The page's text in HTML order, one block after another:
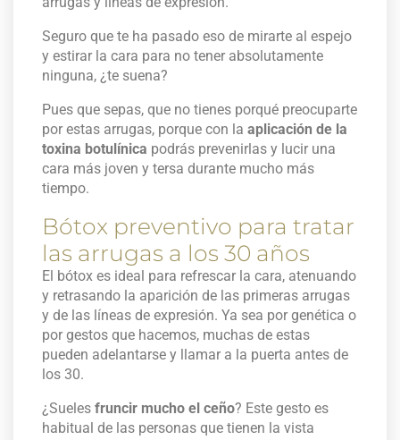
Seguro que te ha pasado eso de mirarte al espejo
y estirar la cara para no tener absolutamente
ninguna, ¿te suena?
Pues que sepas, que no tienes porqué preocuparte
por estas arrugas, porque con laaplicación de la
toxina botulínica podrás prevenirlas y lucir una
cara más joven y tersa durante mucho más
tiempo.
Bótox preventivo para tratar
las arrugas a los 30 años
El bótox es ideal para refrescar la cara, atenuando
y retrasando la aparición de las primeras arrugas
y de las líneas de expresión. Ya sea por genética o
por gestos que hacemos, muchas de estas
pueden adelantarse y llamar a la puerta antes de
los 30.
¿Suelesfruncir mucho el ceño? Este gesto es
habitual de las personas que tienen la vista